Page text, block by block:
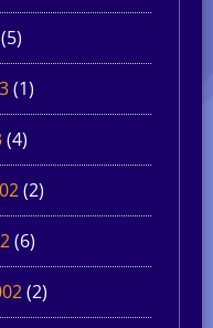
(1)
(4)
(2)
(6)
(2)